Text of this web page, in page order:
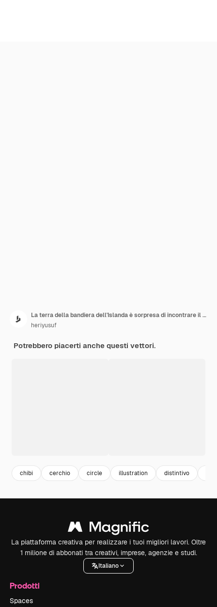
La terra della bandiera dell'Islanda è sorpresa di incontrare il design carino della cacca
heriyusuf
Potrebbero piacerti anche questi vettori.
chibi cerchio circle illustration distintivo
La piattaforma creativa per realizzare i tuoi migliori lavori. Oltre
1 milione di abbonati tra creativi, imprese, agenzie e studi.
Italiano
Prodotti
Spaces